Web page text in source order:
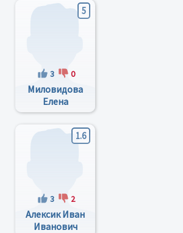
5
3 0
Миловидова
Елена
Всеволодовна
1.6
3 2
Алексик Иван
Иванович